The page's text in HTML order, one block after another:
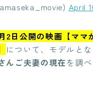
April
2日公開の映画【ママ
について、モデルと
んご夫妻の現在を調